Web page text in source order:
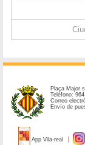
Plaça Major
Teléfono:
Correo
Envío de
App Vila-real